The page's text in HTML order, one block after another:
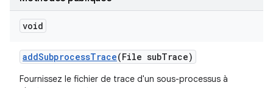
void
addSubprocessTrace(File subTrace)
Fournissez le fichier de trace d'un sous-processus à